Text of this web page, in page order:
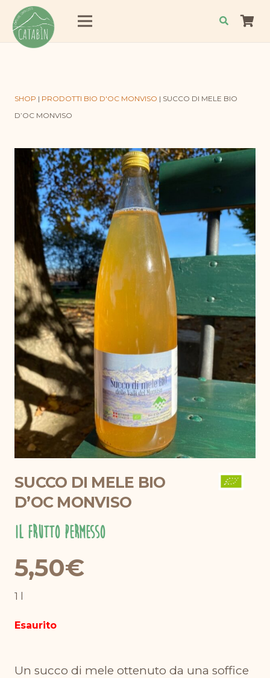
SHOP | PRODOTTI BIO D'OC MONVISO | SUCCO DI MELE BIO
D’OC MONVISO
SUCCO DI MELE BIO
D’OC MONVISO
Il Frutto Permesso
5,50€
1 l
Esaurito
Un succo di mele ottenuto da una soffice